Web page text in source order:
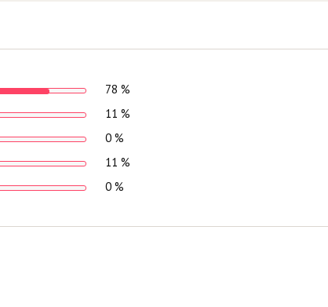
78 %
11 %
0 %
11 %
0 %